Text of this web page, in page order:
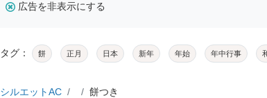
広告を非表示にする
タグ： 餅 正月 日本 新年 年始 年中行事
シルエットAC 餅つき